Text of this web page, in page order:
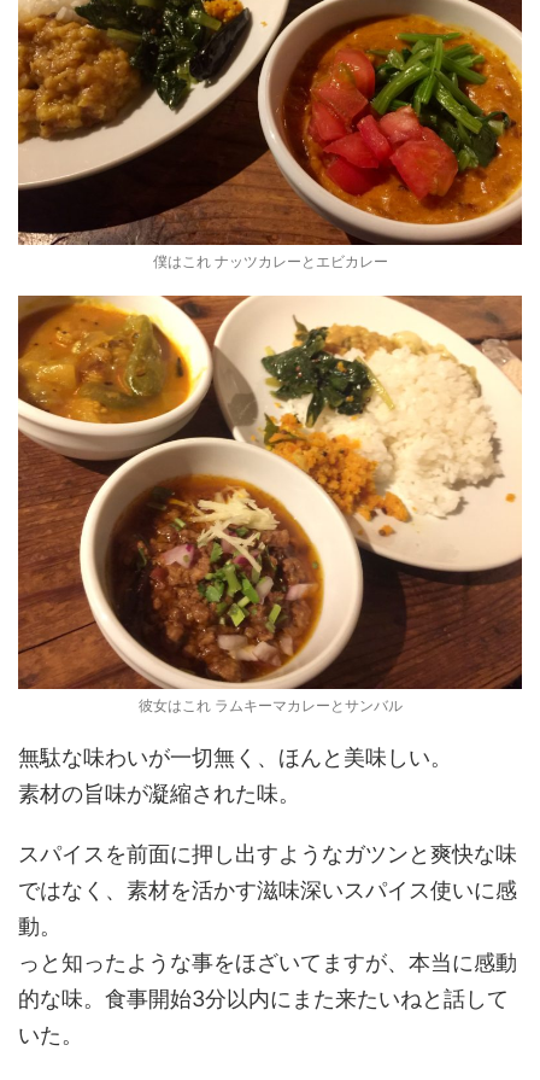
僕はこれ ナッツカレーとエビカレー
彼女はこれ ラムキーマカレーとサンバル
無駄な味わいが一切無く、ほんと美味しい。
素材の旨味が凝縮された味。
スパイスを前面に押し出すようなガツンと爽快な味
ではなく、素材を活かす滋味深いスパイス使いに感
動。
っと知ったような事をほざいてますが、本当に感動
的な味。食事開始3分以内にまた来たいねと話して
いた。